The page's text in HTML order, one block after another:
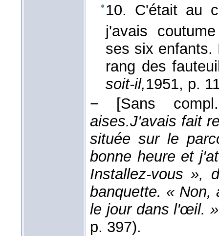
10. C'était au
j'avais
ses six
rang des
soit-il,1951, p.
−
[Sans
aises.J'avais fait
située sur le
bonne heure et
Installez-vous »,
banquette. « Non,
le jour dans l'œil.
p. 397).